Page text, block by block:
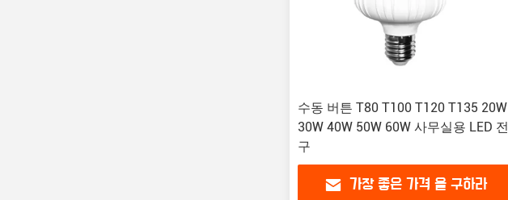
수동 버튼 T80 T100 T120 T135 20W
30W 40W 50W 60W 사무실용 LED 전
구
가장 좋은 가격 을 구하라